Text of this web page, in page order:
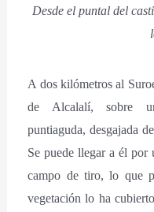
Desde el puntal del
A dos kilómetros al
de Alcalalí, sobre
puntiaguda, desgajada
Se puede llegar a él por
campo de tiro, lo que
vegetación lo ha